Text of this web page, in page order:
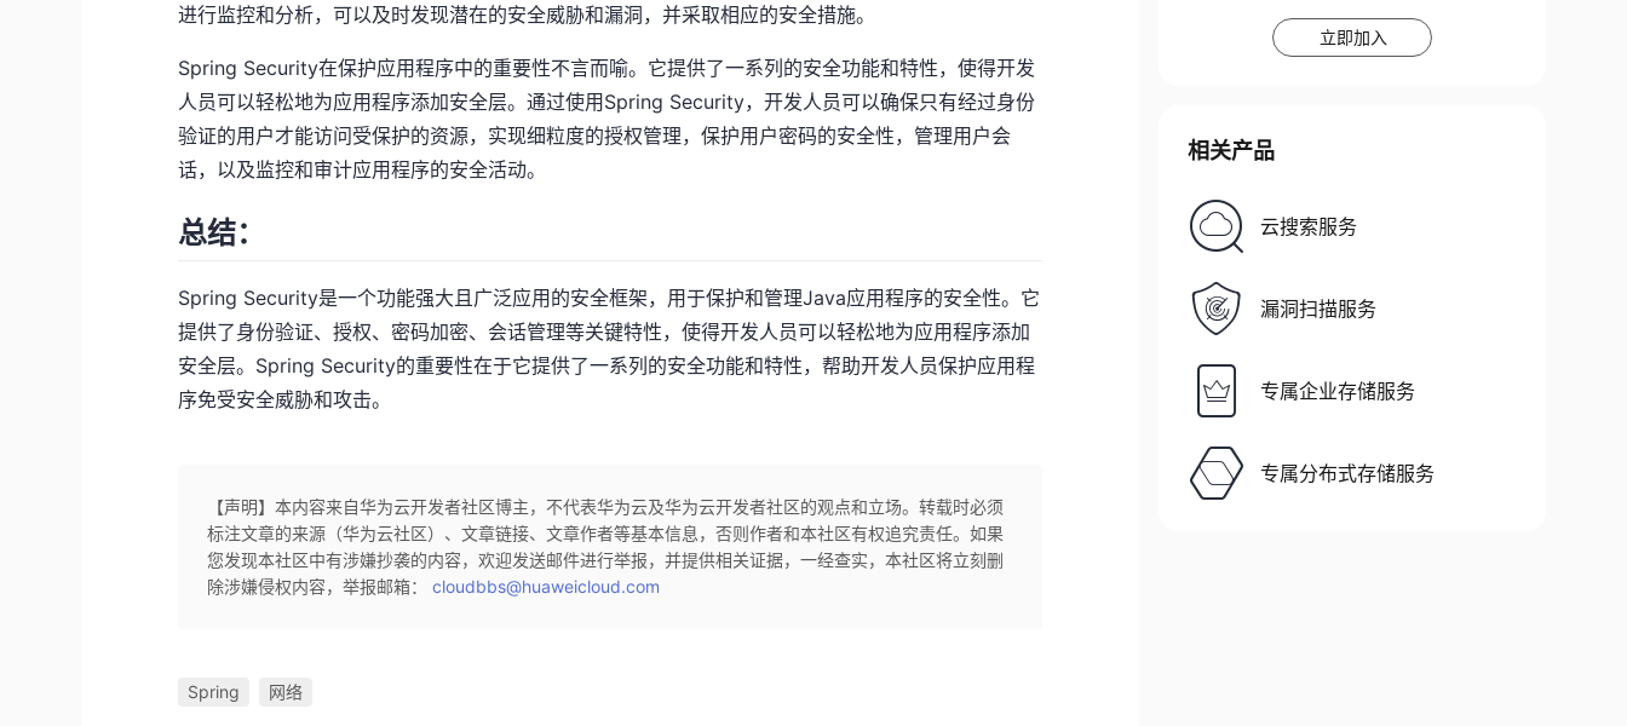
进行监控和分析，可以及时发现潜在的安全威胁和漏洞，并采取相应的安全措施。
Spring Security在保护应用程序中的重要性不言而喻。它提供了一系列的安全功能和特性，使得开发
人员可以轻松地为应用程序添加安全层。通过使用Spring Security，开发人员可以确保只有经过身份
验证的用户才能访问受保护的资源，实现细粒度的授权管理，保护用户密码的安全性，管理用户会
话，以及监控和审计应用程序的安全活动。
总结：
Spring Security是一个功能强大且广泛应用的安全框架，用于保护和管理Java应用程序的安全性。它
提供了身份验证、授权、密码加密、会话管理等关键特性，使得开发人员可以轻松地为应用程序添加
安全层。Spring Security的重要性在于它提供了一系列的安全功能和特性，帮助开发人员保护应用程
序免受安全威胁和攻击。
【声明】本内容来自华为云开发者社区博主，不代表华为云及华为云开发者社区的观点和立场。转载时必须
标注文章的来源（华为云社区）、文章链接、文章作者等基本信息，否则作者和本社区有权追究责任。如果
您发现本社区中有涉嫌抄袭的内容，欢迎发送邮件进行举报，并提供相关证据，一经查实，本社区将立刻删
除涉嫌侵权内容，举报邮箱：cloudbbs@huaweicloud.com
Spring 网络
立即加入
相关产品
云搜索服务
漏洞扫描服务
专属企业存储服务
专属分布式存储服务